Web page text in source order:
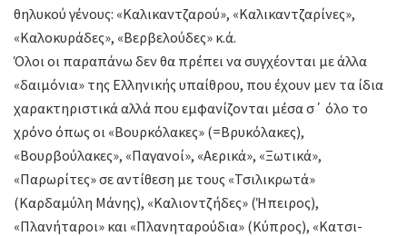
θηλυκού γένους: «Καλικαντζαρού», «Καλικαντζαρίνες»,
«Καλοκυράδες», «Βερβελούδες» κ.ά.
Όλοι οι παραπάνω δεν θα πρέπει να συγχέονται με άλλα
«δαιμόνια» της Ελληνικής υπαίθρου, που έχουν μεν τα ίδια
χαρακτηριστικά αλλά που εμφανίζονται μέσα σ΄ όλο το
χρόνο όπως οι «Βουρκόλακες» (=Βρυκόλακες),
«Βουρβούλακες», «Παγανοί», «Αερικά», «Ξωτικά»,
«Παρωρίτες» σε αντίθεση με τους «Τσιλικρωτά»
(Καρδαμύλη Μάνης), «Καλιοντζήδες» (Ήπειρος),
«Πλανήταροι» και «Πλανηταρούδια» (Κύπρος), «Κατσι-